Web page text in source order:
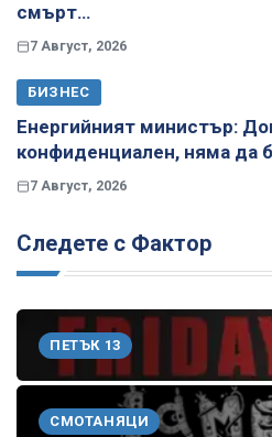
смърт…
7 Август, 2026
БИЗНЕС
Енергийният министър:
конфиденциален, няма да
7 Август, 2026
Следете с Фактор
ПЕТЪК 13
СМОТАНЯЦИ